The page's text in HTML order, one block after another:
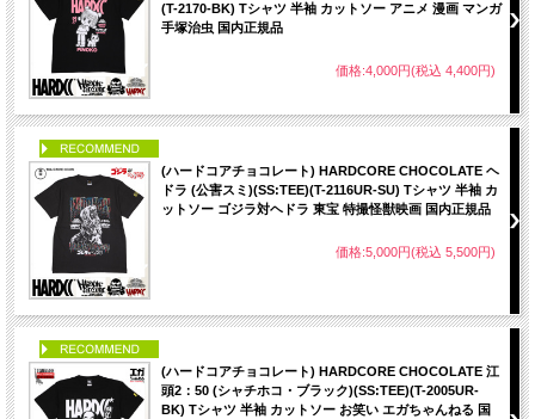
(T-2170-BK) Tシャツ 半袖 カットソー アニメ 漫画 マンガ
手塚治虫 国内正規品
価格:4,000円(税込 4,400円)
(ハードコアチョコレート) HARDCORE CHOCOLATE ヘ
ドラ (公害スミ)(SS:TEE)(T-2116UR-SU) Tシャツ 半袖 カ
ットソー ゴジラ対ヘドラ 東宝 特撮怪獣映画 国内正規品
価格:5,000円(税込 5,500円)
(ハードコアチョコレート) HARDCORE CHOCOLATE 江
頭2：50 (シャチホコ・ブラック)(SS:TEE)(T-2005UR-
BK) Tシャツ 半袖 カットソー お笑い エガちゃんねる 国